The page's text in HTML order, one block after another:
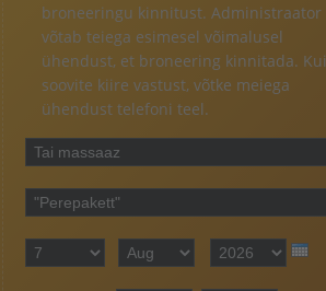
broneeringu kinnitust. Administraator
võtab teiega esimesel võimalusel
ühendust, et broneering kinnitada. Kui
soovite kiire vastust, võtke meiega
ühendust telefoni teel.
Teenuse liik*
Teenus*
Kuupäev*
Päev Kuu Aasta